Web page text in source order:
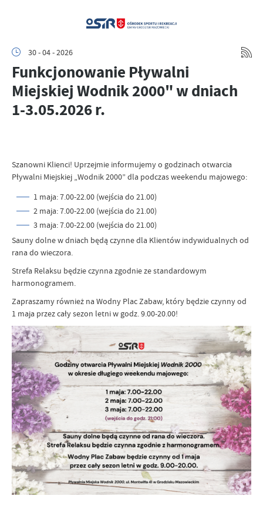
30 - 04 - 2026
Funkcjonowanie Pływalni
Miejskiej Wodnik 2000" w dniach
1-3.05.2026 r.
Szanowni Klienci! Uprzejmie informujemy o godzinach otwarcia
Pływalni Miejskiej „Wodnik 2000” dla podczas weekendu majowego:
1 maja: 7.00-22.00 (wejścia do 21.00)
2 maja: 7.00-22.00 (wejścia do 21.00)
3 maja: 7.00-22.00 (wejścia do 21.00)
Sauny dolne w dniach będą czynne dla Klientów indywidualnych od
rana do wieczora.
Strefa Relaksu będzie czynna zgodnie ze standardowym
harmonogramem.
Zapraszamy również na Wodny Plac Zabaw, który będzie czynny od
1 maja przez cały sezon letni w godz. 9.00-20.00!